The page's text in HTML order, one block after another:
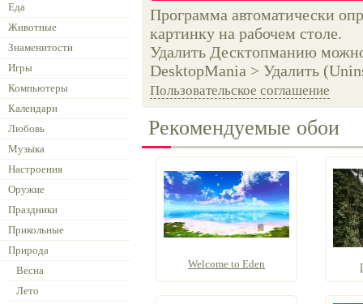
Еда
Животные
Знаменитости
Игры
Компьютеры
Календари
Любовь
Музыка
Настроения
Оружие
Праздники
Прикольные
Природа
Весна
Лето
Программа автоматически
картинку на рабочем столе.
Удалить Десктопманию
DesktopMania > Удалить
Пользовательское соглашение
Рекомендуемые обои
Welcome to Eden